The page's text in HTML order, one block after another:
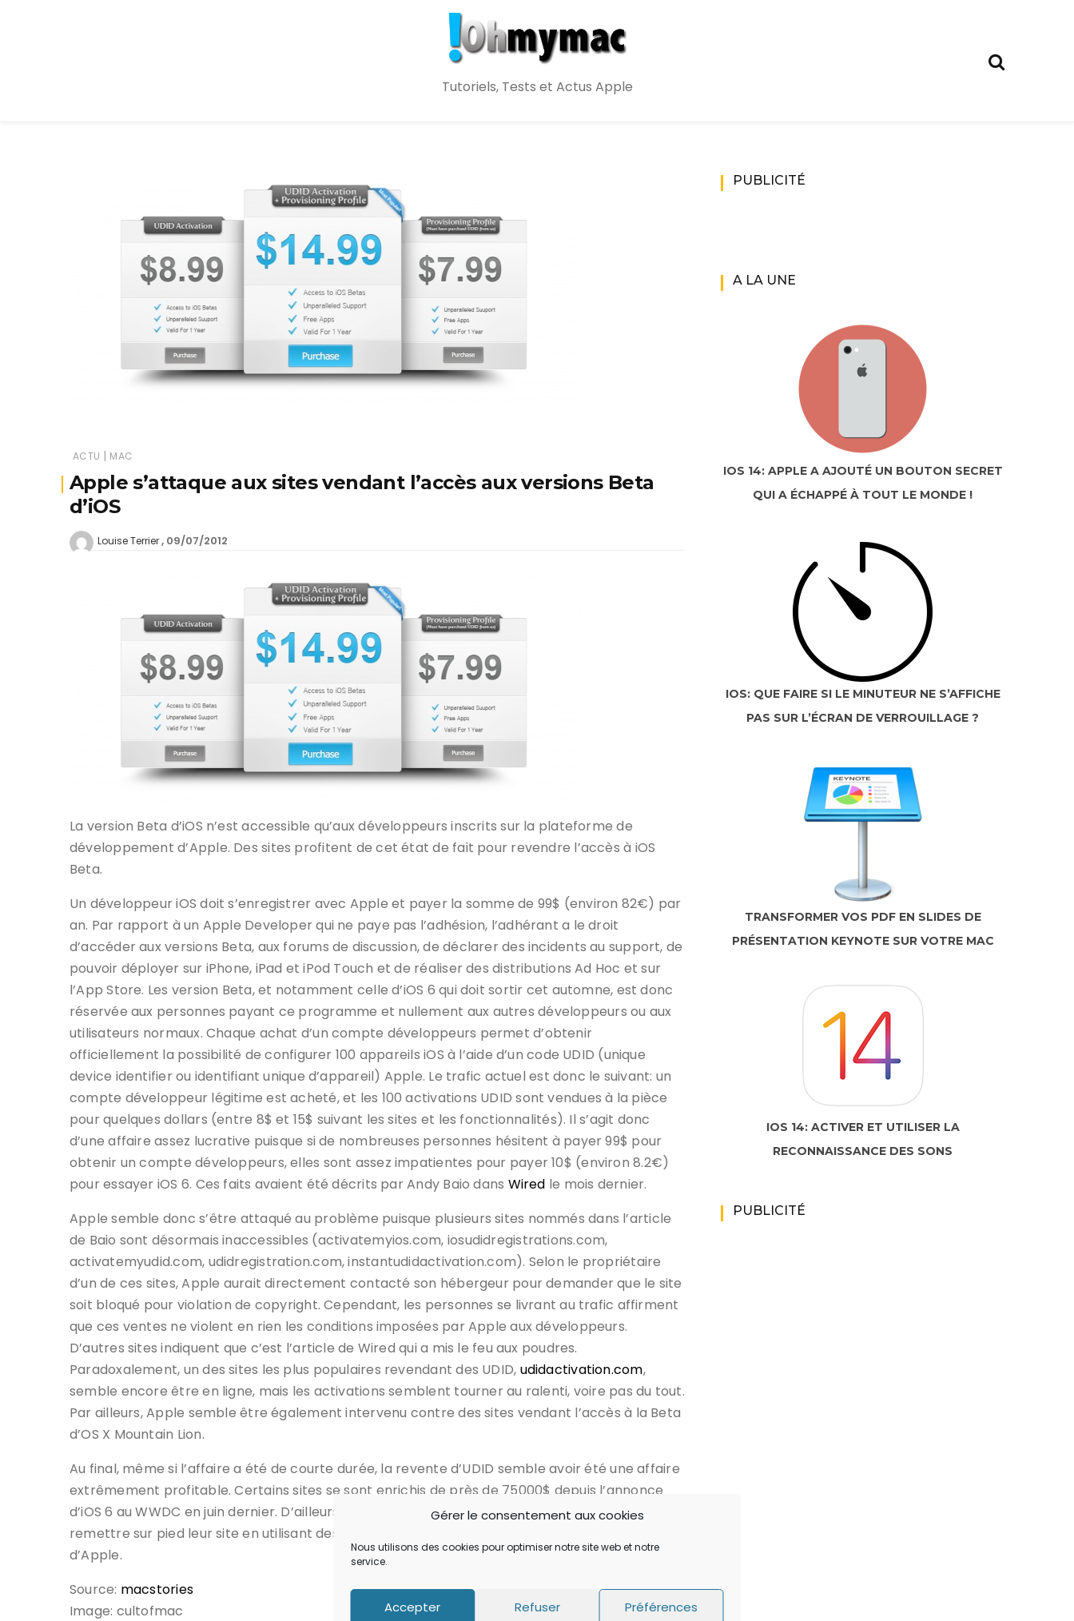
Gérer le consentement aux cookies
Nous utilisons des cookies pour optimiser notre site web et notre
service.
Accepter Refuser Préférences
Tutoriels, Tests et Actus Apple
ACTU | MAC
Apple s’attaque aux sites vendant l’accès aux versions Beta
d’iOS
Louise Terrier 09/07/2012
La version Beta d’iOS n’est accessible qu’aux développeurs inscrits sur la plateforme de
développement d’Apple. Des sites profitent de cet état de fait pour revendre l’accès à iOS
Beta.
Un développeur iOS doit s’enregistrer avec Apple et payer la somme de 99$ (environ 82€) par
an. Par rapport à un Apple Developer qui ne paye pas l’adhésion, l’adhérant a le droit
d’accéder aux versions Beta, aux forums de discussion, de déclarer des incidents au support, de
pouvoir déployer sur iPhone, iPad et iPod Touch et de réaliser des distributions Ad Hoc et sur
l’App Store. Les version Beta, et notamment celle d’iOS 6 qui doit sortir cet automne, est donc
réservée aux personnes payant ce programme et nullement aux autres développeurs ou aux
utilisateurs normaux. Chaque achat d’un compte développeurs permet d’obtenir
officiellement la possibilité de configurer 100 appareils iOS à l’aide d’un code UDID (unique
device identifier ou identifiant unique d’appareil) Apple. Le trafic actuel est donc le suivant: un
compte développeur légitime est acheté, et les 100 activations UDID sont vendues à la pièce
pour quelques dollars (entre 8$ et 15$ suivant les sites et les fonctionnalités). Il s’agit donc
d’une affaire assez lucrative puisque si de nombreuses personnes hésitent à payer 99$ pour
obtenir un compte développeurs, elles sont assez impatientes pour payer 10$ (environ 8.2€)
pour essayer iOS 6. Ces faits avaient été décrits par Andy Baio dans Wired le mois dernier.
Apple semble donc s’être attaqué au problème puisque plusieurs sites nommés dans l’article
de Baio sont désormais inaccessibles (activatemyios.com, iosudidregistrations.com,
activatemyudid.com, udidregistration.com, instantudidactivation.com). Selon le propriétaire
d’un de ces sites, Apple aurait directement contacté son hébergeur pour demander que le site
soit bloqué pour violation de copyright. Cependant, les personnes se livrant au trafic affirment
que ces ventes ne violent en rien les conditions imposées par Apple aux développeurs.
D’autres sites indiquent que c’est l’article de Wired qui a mis le feu aux poudres.
Paradoxalement, un des sites les plus populaires revendant des UDID, udidactivation.com,
semble encore être en ligne, mais les activations semblent tourner au ralenti, voire pas du tout.
Par ailleurs, Apple semble être également intervenu contre des sites vendant l’accès à la Beta
d’OS X Mountain Lion.
Au final, même si l’affaire a été de courte durée, la revente d’UDID semble avoir été une affaire
extrêmement profitable. Certains sites se sont enrichis de près de 75000$ depuis l’annonce
d’iOS 6 au WWDC en juin dernier. D’ailleurs, certains propriétaires de sites ont déclaré vouloir
remettre sur pied leur site en utilisant des moyens pour mieux résister à la politique actuelle
d’Apple.
Source: macstories
Image: cultofmac
PUBLICITÉ
A LA UNE
IOS 14: APPLE A AJOUTÉ UN BOUTON SECRET
QUI A ÉCHAPPÉ À TOUT LE MONDE !
IOS: QUE FAIRE SI LE MINUTEUR NE S’AFFICHE
PAS SUR L’ÉCRAN DE VERROUILLAGE ?
TRANSFORMER VOS PDF EN SLIDES DE
PRÉSENTATION KEYNOTE SUR VOTRE MAC
IOS 14: ACTIVER ET UTILISER LA
RECONNAISSANCE DES SONS
PUBLICITÉ